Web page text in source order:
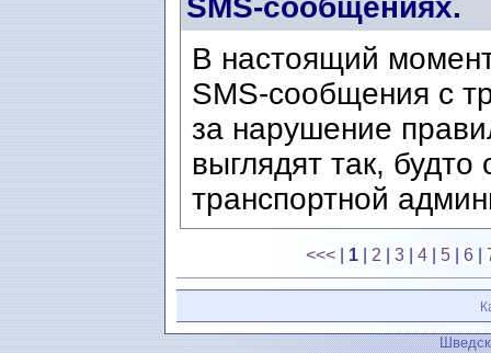
SMS-сообщениях.
В настоящий
SMS-сообщения с
за нарушение
выглядят так,
транспортной
<<< 1 2 3 4 5 6